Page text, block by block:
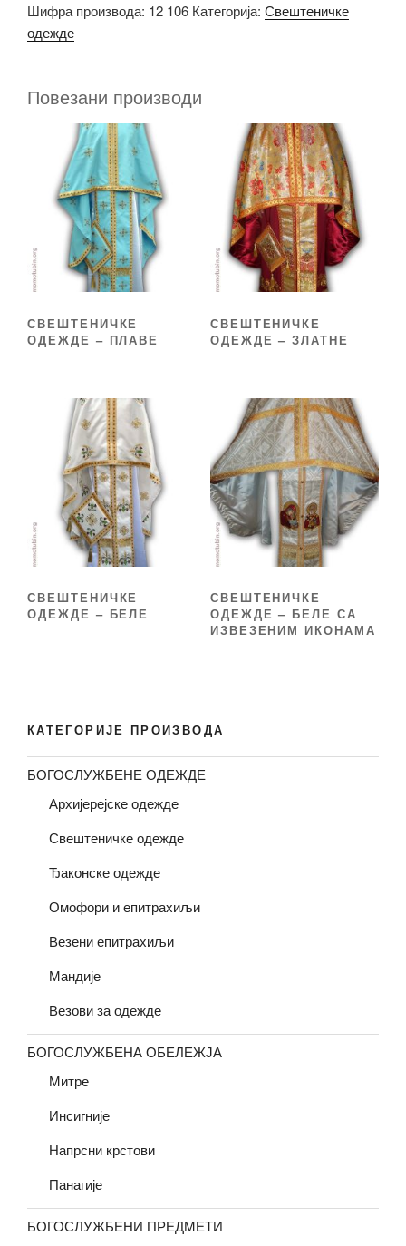
Шифра производа: 12 106 Категорија: Свештеничке
одежде
Повезани производи
СВЕШТЕНИЧКЕ
ОДЕЖДЕ – ПЛАВЕ
СВЕШТЕНИЧКЕ
ОДЕЖДЕ – ЗЛАТНЕ
СВЕШТЕНИЧКЕ
ОДЕЖДЕ – БЕЛЕ
СВЕШТЕНИЧКЕ
ОДЕЖДЕ – БЕЛЕ СА
ИЗВЕЗЕНИМ ИКОНАМА
КАТЕГОРИЈЕ ПРОИЗВОДА
БОГОСЛУЖБЕНЕ ОДЕЖДЕ
Архијерејске одежде
Свештеничке одежде
Ђаконске одежде
Омофори и епитрахиљи
Везени епитрахиљи
Мандије
Везови за одежде
БОГОСЛУЖБЕНА ОБЕЛЕЖЈА
Митре
Инсигније
Напрсни крстови
Панагије
БОГОСЛУЖБЕНИ ПРЕДМЕТИ